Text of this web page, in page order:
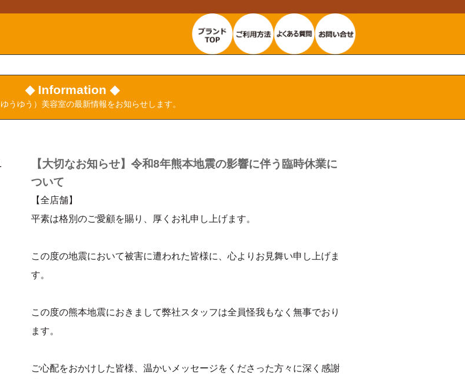
◆ Information ◆
うゆう）美容室の最新情報をお知らせします。
【大切なお知らせ】令和8年熊本地震の影響に伴う臨時休業に
ついて
【全店舗】
平素は格別のご愛顧を賜り、厚くお礼申し上げます。
この度の地震において被害に遭われた皆様に、心よりお見舞い申し上げま
す。
この度の熊本地震におきまして弊社スタッフは全員怪我もなく無事でおり
ます。
ご心配をおかけした皆様、温かいメッセージをくださった方々に深く感謝